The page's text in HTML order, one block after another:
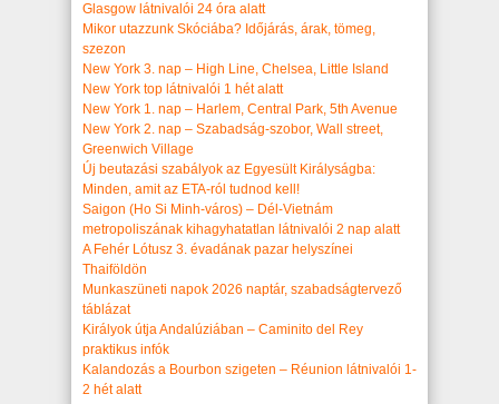
Glasgow látnivalói 24 óra alatt
Mikor utazzunk Skóciába? Időjárás, árak, tömeg,
szezon
New York 3. nap – High Line, Chelsea, Little Island
New York top látnivalói 1 hét alatt
New York 1. nap – Harlem, Central Park, 5th Avenue
New York 2. nap – Szabadság-szobor, Wall street,
Greenwich Village
Új beutazási szabályok az Egyesült Királyságba:
Minden, amit az ETA-ról tudnod kell!
Saigon (Ho Si Minh-város) – Dél-Vietnám
metropoliszának kihagyhatatlan látnivalói 2 nap alatt
A Fehér Lótusz 3. évadának pazar helyszínei
Thaiföldön
Munkaszüneti napok 2026 naptár, szabadságtervező
táblázat
Királyok útja Andalúziában – Caminito del Rey
praktikus infók
Kalandozás a Bourbon szigeten – Réunion látnivalói 1-
2 hét alatt